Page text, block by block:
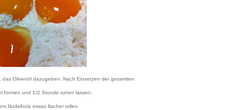
Olivenöl dazugeben. Nach Einsetzen der gesamten
formen und 1/2 Stunde ruhen lassen.
Nudelholz etwas flacher rollen.